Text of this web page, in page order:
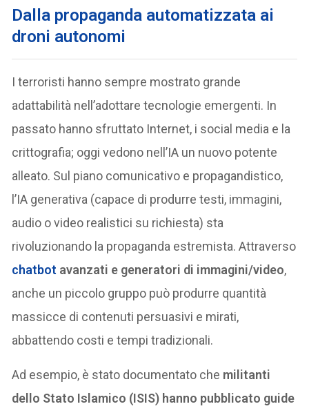
Dalla propaganda automatizzata ai
droni autonomi
I terroristi hanno sempre mostrato grande
adattabilità nell’adottare tecnologie emergenti. In
passato hanno sfruttato Internet, i social media e la
crittografia; oggi vedono nell’IA un nuovo potente
alleato. Sul piano comunicativo e propagandistico,
l’IA generativa (capace di produrre testi, immagini,
audio o video realistici su richiesta) sta
rivoluzionando la propaganda estremista. Attraverso
chatbot avanzati e generatori di immagini/video,
anche un piccolo gruppo può produrre quantità
massicce di contenuti persuasivi e mirati,
abbattendo costi e tempi tradizionali.
Ad esempio, è stato documentato che militanti
dello Stato Islamico (ISIS) hanno pubblicato guide